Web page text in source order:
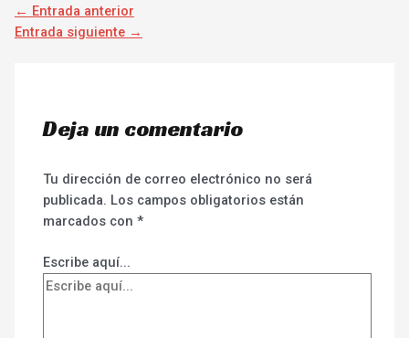
← Entrada anterior
Entrada siguiente →
Deja un comentario
Tu dirección de correo electrónico no será
publicada. Los campos obligatorios están
marcados con*
Escribe aquí...